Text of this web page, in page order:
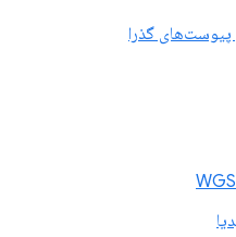
پیوست‌های گذرا